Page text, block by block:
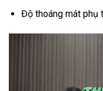
Độ thoáng mát phụ